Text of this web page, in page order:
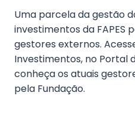
Uma parcela da gestão
investimentos da FAPES
gestores externos.
Investimentos, no Portal
conheça os atuais
pela Fundação.